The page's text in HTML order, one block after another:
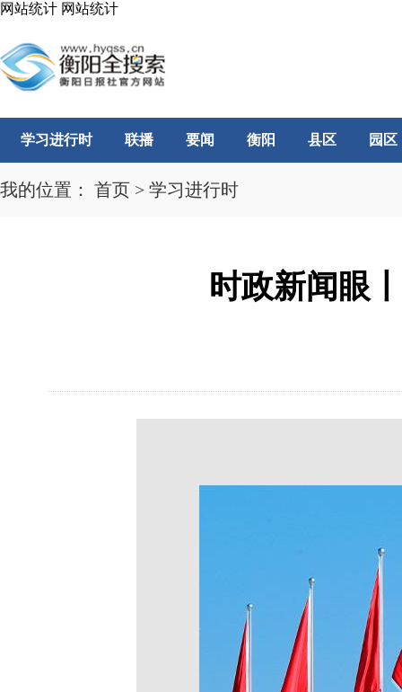
网站统计 网站统计
学习进行时 联播 要闻 衡阳 县区 园区
我的位置： 首页 > 学习进行时
时政新闻眼